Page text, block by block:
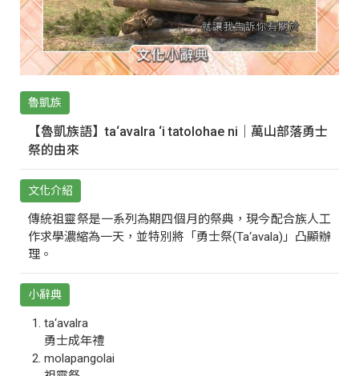
魯凱族
【魯凱族語】ta‘avalra ‘i tatolohae ni｜萬山部落勇士
祭的由來
文化介紹
傳統祖靈祭是一系列為期四個月的祭典，現今配合族人工
作求學濃縮為一天，並特別將「勇士祭(Ta‘avala)」凸顯辦
理。
小辭典
ta‘avalra
勇士成年禮
molapangolai